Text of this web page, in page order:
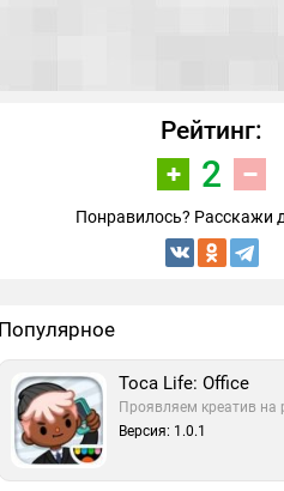
Рейтинг:
2
Понравилось? Расскажи
Популярное
Toca Life: Office
Проявляем креатив на
Версия: 1.0.1